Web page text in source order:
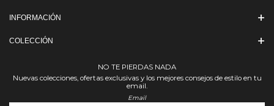
INFORMACIÓN
COLECCIÓN
NO TE PIERDAS NADA
Nuevas colecciones, ofertas exclusivas y los mejores consejos de estilo en tu
email.
Email